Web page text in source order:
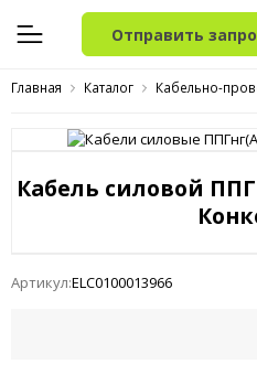
Отправить
Главная Каталог Кабельно-
Кабель силовой
Артикул:ELC0100013966